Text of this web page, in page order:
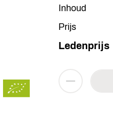
Inhoud
Prijs
Ledenprijs